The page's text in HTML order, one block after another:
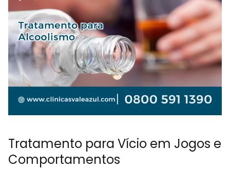
Tratamento para Vício em Jogos e
Comportamentos